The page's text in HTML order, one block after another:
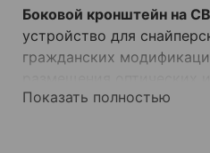
Боковой кронштейн на
устройство для
гражданских
магниферов. Крепится на
Показать полностью